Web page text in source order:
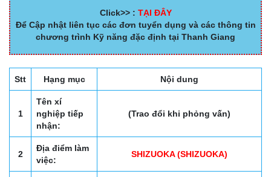
Click>> : TẠI ĐÂY
Để Cập nhật liên tục các đơn tuyển dụng và các thông tin
chương trình Kỹ năng đặc định tại Thanh Giang
Stt Hạng mục Nội dung
1
Tên xí
nghiệp tiếp
nhận:
(Trao đổi khi phỏng vấn)
2
Địa điểm làm
việc:
SHIZUOKA (SHIZUOKA)